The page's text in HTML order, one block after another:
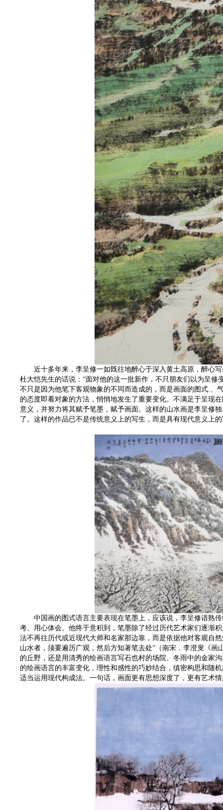
近十多年来，李呈修一如既往地醉心于深入黄土高原，醉心写
杜大恺先生的话说：“面对他的这一批新作，不只朋友们以为呈
不只是因为他笔下客观物象的不同而造成的，而是画面的图式.、
的态度即看对象的方法，悄悄地发生了重要变化。不满足于呈现
意义，并努力将其赋予笔墨，赋予画面。这样的山水画是李呈修
了。这样的作品已不是传统意义上的写生，而是具有现代意义上
中国画的图式语言主要表现在笔墨上，应该说，李呈修谙熟传
考、用心体会。他终于意积到，笔墨除了经过历代艺术家们逐渐
法不再往历代或近现代大师和名家那边靠，而是依据他对客观自
山水者，须要遍历广观，然后方知著笔去处”（南宋．李澄叟《
的丘野，还是用清秀的绘画语言写石也村的场院、冬雨中的金家
的绘画语言的丰富变化，理性和感性的巧妙结合，缜密构思和随
适当运用现代构成法。一句话，画面更有思想深度了，更有艺术